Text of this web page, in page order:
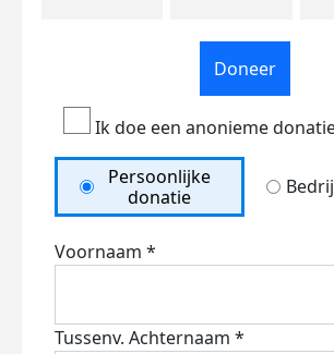
Doneer
Ik doe een anonieme
Persoonlijke
donatie
Voornaam *
Tussenv. Achternaam *